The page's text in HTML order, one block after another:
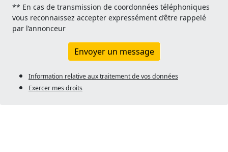
** En cas de transmission de coordonnées téléphoniques
vous reconnaissez accepter expressément d’être rappelé
par l’annonceur
Envoyer un message
Information relative aux traitement de vos données
Exercer mes droits